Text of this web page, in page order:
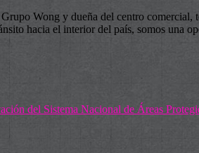
Wong y dueña del centro comercial,
hacia el interior del país, somos una
del Sistema Nacional de Áreas